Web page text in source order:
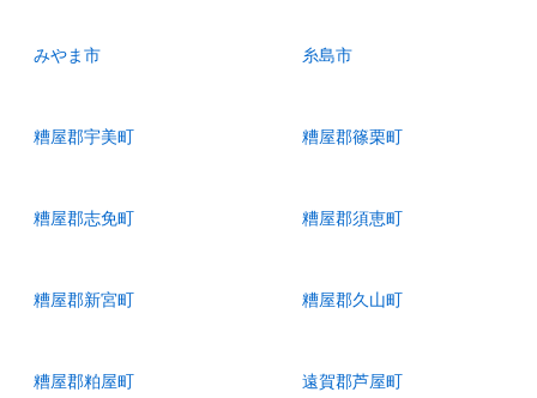
みやま市 糸島市
糟屋郡宇美町 糟屋郡篠栗町
糟屋郡志免町 糟屋郡須恵町
糟屋郡新宮町 糟屋郡久山町
糟屋郡粕屋町 遠賀郡芦屋町